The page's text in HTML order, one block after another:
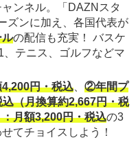
ンネル。「DAZNスタ
ズンに加え、各国代表が
ルの配信も充実！ バスケ
テニス、ゴルフなどマ
円・税込
②年間プ
（月換算約2,667円・税
月額3,200円・税込の3
てチョイスしよう！